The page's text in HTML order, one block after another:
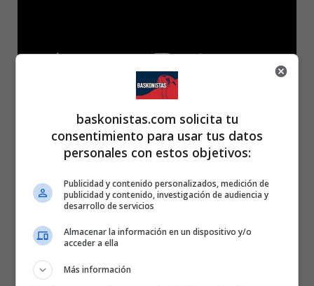
65 – Bitci Baskonia (10+16+12+27): Granger (5), Baldwin (10),
(2), Marinkovic (-), Giedraitis (6), Enoch (7) y Kurucs (10).
Yabusele (14), Tavares (12) -cinco inicial-, Causeur (-), Heurtel (6),
Llull (6), Núnez (2), Poirier (12), Rudy Fernández (9) y Vukcevic (8).
baskonistas.com solicita tu
consentimiento para usar tus datos
personales con estos objetivos:
Publicidad y contenido personalizados, medición de
publicidad y contenido, investigación de audiencia y
desarrollo de servicios
Almacenar la información en un dispositivo y/o
acceder a ella
Más información